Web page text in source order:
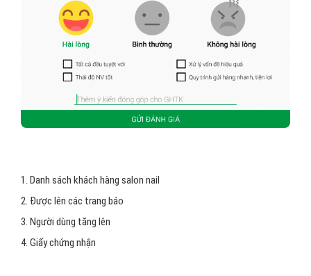
1. Danh sách khách hàng salon nail
2. Được lên các trang báo
3. Người dùng tăng lên
4. Giấy chứng nhận